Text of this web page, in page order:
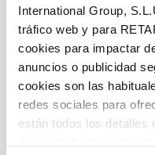
International Group,
tráfico web y para
cookies para impactar
anuncios o publicidad
cookies son las
redes sociales para
están todos los detalles